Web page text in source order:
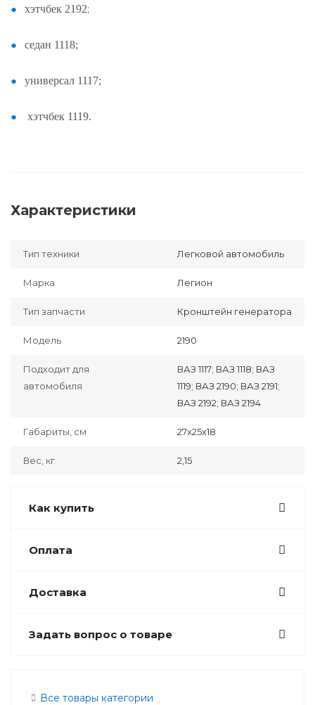
хэтчбек 2192;
седан 1118;
универсал 1117;
хэтчбек 1119.
Характеристики
Тип техники Легковой автомобиль
Марка Легион
Тип запчасти Кронштейн генератора
Модель 2190
Подходит для
автомобиля
ВАЗ 1117; ВАЗ 1118; ВАЗ
1119; ВАЗ 2190; ВАЗ 2191;
ВАЗ 2192; ВАЗ 2194
Габариты, см 27х25х18
Вес, кг 2,15
Как купить
Оплата
Доставка
Задать вопрос о товаре
Все товары категории